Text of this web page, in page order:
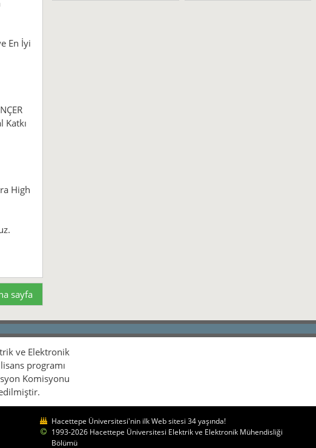
En İyi
Katkı
High
sayfa
ve Elektronik
programı
Komisyonu
Hacettepe Üniversitesi'nin ilk Web sitesi 34 yaşında!
1993-2026 Hacettepe Üniversitesi Elektrik ve Elektronik Mühendisliği
Bölümü